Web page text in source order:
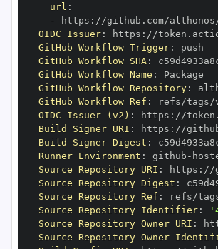
url :
-
https :
OIDC Issuer: https :
GitHub Workflow Trigger:
GitHub Workflow SHA:
GitHub Workflow Name :
GitHub Workflow Repository:
GitHub Workflow Ref :
OIDC Issuer (v2) : https :
Build Signer URI : https :
Build Signer Digest :
Runner Environment : github -
Source Repository URI : https :
Source Repository Digest :
Source Repository Ref :
Source Repository Identifier:
Source Repository Owner URI :
Source Repository Owner